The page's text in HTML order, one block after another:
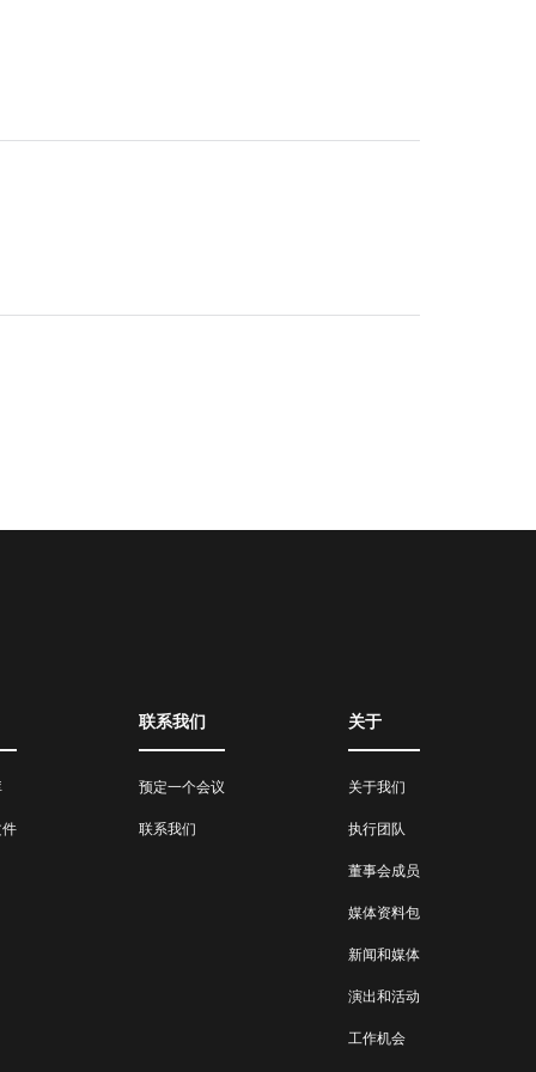
联系我们
预定一个会议
联系我们
关于
关于我们
执行团队
董事会成员
媒体资料包
新闻和媒体
演出和活动
工作机会